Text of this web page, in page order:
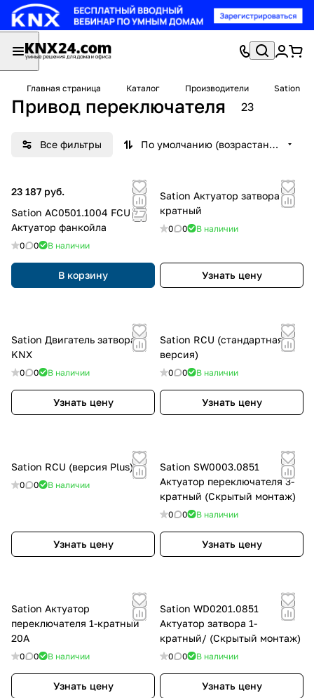
Главная страница Каталог Производители Sation
Привод переключателя 23
Все фильтры По умолчанию (возрастание)
23 187 руб.
Sation AC0501.1004 FCU
Актуатор фанкойла
0 0 В наличии
В корзину
Sation Актуатор затвора 4-
кратный
0 0 В наличии
Узнать цену
Sation Двигатель затвора
KNX
0 0 В наличии
Узнать цену
Sation RCU (стандартная
версия)
0 0 В наличии
Узнать цену
Sation RCU (версия Plus)
0 0 В наличии
Узнать цену
Sation SW0003.0851
Актуатор переключателя 3-
кратный (Скрытый монтаж)
0 0 В наличии
Узнать цену
Sation Актуатор
переключателя 1-кратный
20A
0 0 В наличии
Узнать цену
Sation WD0201.0851
Актуатор затвора 1-
кратный/ (Скрытый монтаж)
0 0 В наличии
Узнать цену